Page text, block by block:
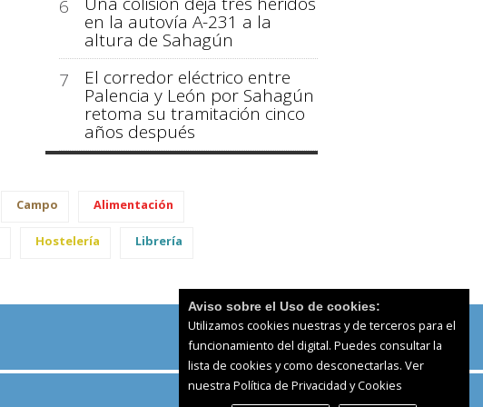
6
en la autovía A-231 a la
altura de Sahagún
7
El corredor eléctrico entre
Palencia y León por Sahagún
retoma su tramitación cinco
años después
Campo Alimentación
Hostelería Librería
Aviso sobre el Uso de cookies:
Utilizamos cookies nuestras y de terceros para el
funcionamiento del digital. Puedes consultar la
lista de cookies y como desconectarlas. Ver
nuestra Política de Privacidad y Cookies